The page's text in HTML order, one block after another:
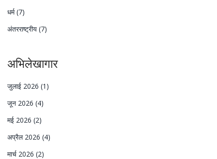
धर्म(7)
अंतरराष्ट्रीय (7)
अभिलेखागार
जुलाई 2026 (1)
जून 2026 (4)
मई 2026 (2)
अप्रैल 2026 (4)
मार्च 2026 (2)